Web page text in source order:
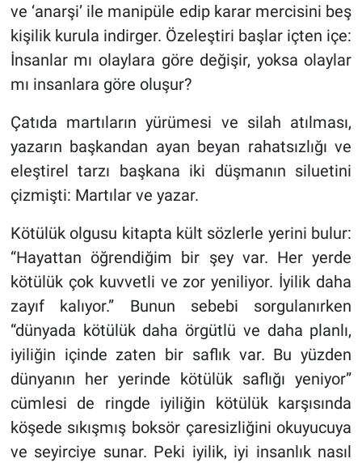
ve ‘anarşi’ ile manipüle edip karar mercisini beş
kişilik kurula indirger. Özeleştiri başlar içten içe:
İnsanlar mı olaylara göre değişir, yoksa olaylar
mı insanlara göre oluşur?
Çatıda martıların yürümesi ve silah atılması,
yazarın başkandan ayan beyan rahatsızlığı ve
eleştirel tarzı başkana iki düşmanın siluetini
çizmişti: Martılar ve yazar.
Kötülük olgusu kitapta kült sözlerle yerini bulur:
“Hayattan öğrendiğim bir şey var. Her yerde
kötülük çok kuvvetli ve zor yeniliyor. İyilik daha
zayıf kalıyor.” Bunun sebebi sorgulanırken
“dünyada kötülük daha örgütlü ve daha planlı,
iyiliğin içinde zaten bir saflık var. Bu yüzden
dünyanın her yerinde kötülük saflığı yeniyor”
cümlesi de ringde iyiliğin kötülük karşısında
köşede sıkışmış boksör çaresizliğini okuyucuya
ve seyirciye sunar. Peki iyilik, iyi insanlık nasıl